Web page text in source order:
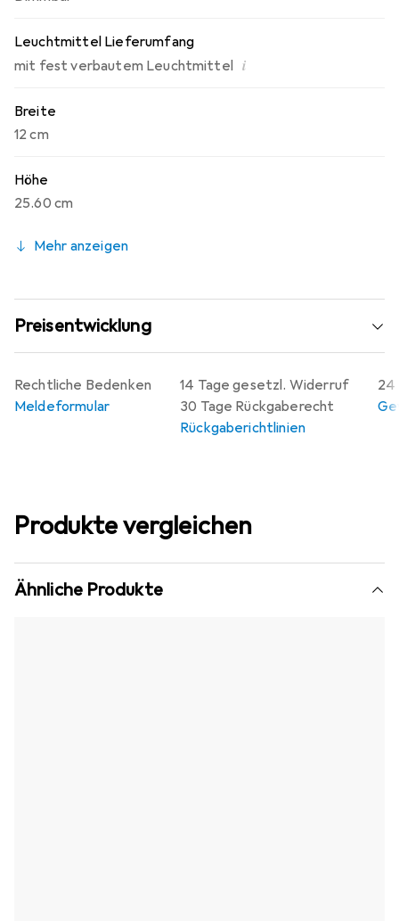
Leuchtmittel Lieferumfang
mit fest verbautem Leuchtmittel i
Breite
12 cm
Höhe
25.60 cm
Mehr anzeigen
Preisentwicklung
14 Tage gesetzl. Widerruf
30 Tage Rückgaberecht
Rückgaberichtlinien
24
Rechtliche Bedenken
Meldeformular
Produkte vergleichen
Ähnliche Produkte